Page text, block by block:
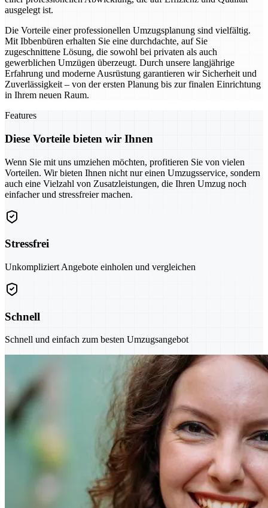
ausgelegt ist.
Die Vorteile einer professionellen Umzugsplanung sind vielfältig.
Mit Ibbenbüren erhalten Sie eine durchdachte, auf Sie
zugeschnittene Lösung, die sowohl bei privaten als auch
gewerblichen Umzügen überzeugt. Durch unsere langjährige
Erfahrung und moderne Ausrüstung garantieren wir Sicherheit und
Zuverlässigkeit – von der ersten Planung bis zur finalen Einrichtung
in Ihrem neuen Raum.
Features
Diese Vorteile bieten wir Ihnen
Wenn Sie mit uns umziehen möchten, profitieren Sie von vielen
Vorteilen. Wir bieten Ihnen nicht nur einen Umzugsservice, sondern
auch eine Vielzahl von Zusatzleistungen, die Ihren Umzug noch
einfacher und stressfreier machen.
Stressfrei
Unkompliziert Angebote einholen und vergleichen
Schnell
Schnell und einfach zum besten Umzugsangebot